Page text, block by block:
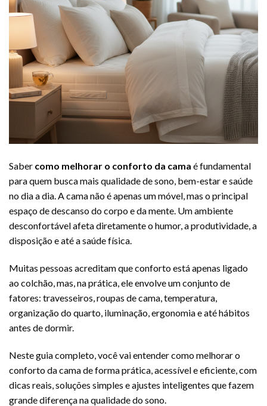
Saber como melhorar o conforto da cama é fundamental
para quem busca mais qualidade de sono, bem-estar e saúde
no dia a dia. A cama não é apenas um móvel, mas o principal
espaço de descanso do corpo e da mente. Um ambiente
desconfortável afeta diretamente o humor, a produtividade, a
disposição e até a saúde física.
Muitas pessoas acreditam que conforto está apenas ligado
ao colchão, mas, na prática, ele envolve um conjunto de
fatores: travesseiros, roupas de cama, temperatura,
organização do quarto, iluminação, ergonomia e até hábitos
antes de dormir.
Neste guia completo, você vai entender como melhorar o
conforto da cama de forma prática, acessível e eficiente, com
dicas reais, soluções simples e ajustes inteligentes que fazem
grande diferença na qualidade do sono.